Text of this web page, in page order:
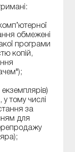
обмежені
програми
копій,
у тому числі
за
для